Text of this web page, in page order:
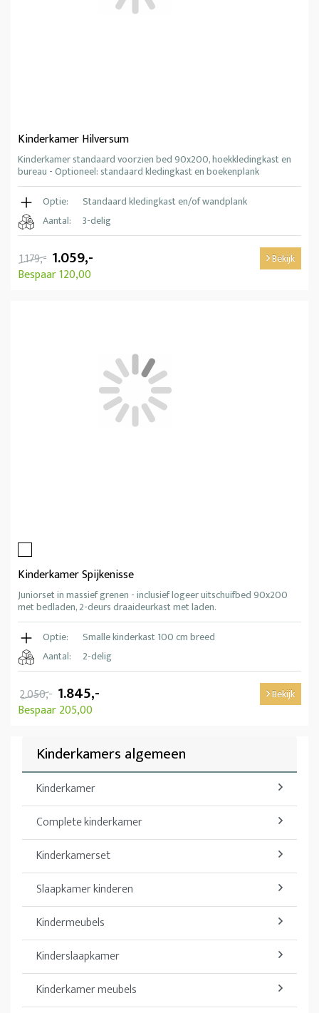
Kinderkamer Hilversum
Kinderkamer standaard voorzien bed 90x200, hoekkledingkast en
bureau - Optioneel: standaard kledingkast en boekenplank
Optie:
Standaard kledingkast en/of wandplank
Aantal:
3-delig
1.179,- 1.059,-
Bespaar 120,00
Bekijk
Kinderkamer Spijkenisse
Juniorset in massief grenen - inclusief logeer uitschuifbed 90x200
met bedladen, 2-deurs draaideurkast met laden.
Optie:
Smalle kinderkast 100 cm breed
Aantal:
2-delig
2.050,- 1.845,-
Bespaar 205,00
Bekijk
Kinderkamers algemeen
Kinderkamer
Complete kinderkamer
Kinderkamerset
Slaapkamer kinderen
Kindermeubels
Kinderslaapkamer
Kinderkamer meubels